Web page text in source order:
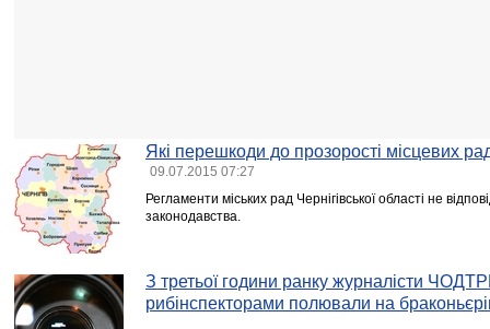
Які перешкоди до прозорості місцевих рад
09.07.2015 07:27
Регламенти міських рад Чернігівської області не
законодавства.
З третьої години ранку журналісти
рибінспекторами полювали на